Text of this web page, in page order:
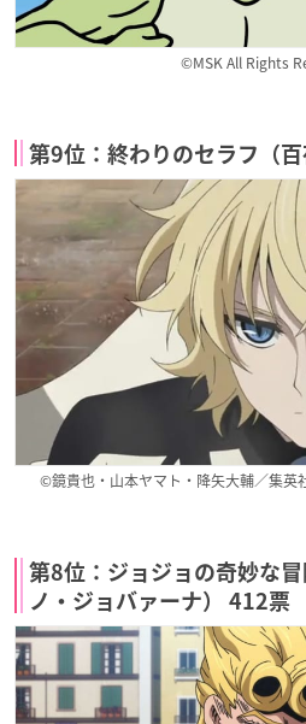
©MSK All Rights
第9位：終わりのセラフ（
©鏡貴也・山本ヤマト・降矢大輔／集英
第8位：ジョジョの奇妙な
ノ・ジョバァーナ） 412票